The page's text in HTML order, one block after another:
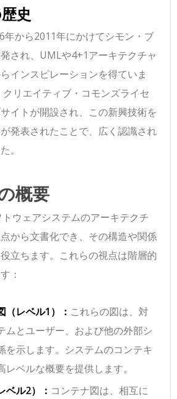
史
年から2011年にかけてシモン・ブ
され、UMLや4+1アーキテクチャ
インスピレーションを得ていま
リエイティブ・コモンズライセ
イトが開設され、この新興技術を
発表されたことで、広く認識され
。
概要
ウェアシステムのアーキテクチ
から文書化でき、その構造や関係
立ちます。これらの視点は階層的
：
（レベル1）： これらの図は、対
ムとユーザー、および他の外部シ
を示します。システムのコンテキ
レベルな概要を提供します。
ベル2）： コンテナ図は、相互に